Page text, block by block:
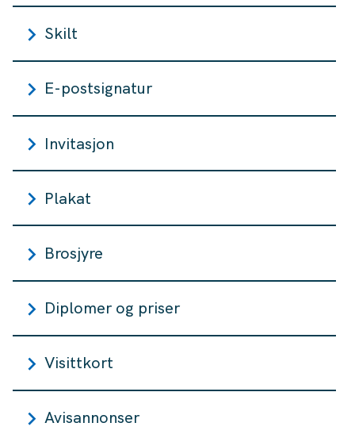
Skilt
E-postsignatur
Invitasjon
Plakat
Brosjyre
Diplomer og priser
Visittkort
Avisannonser